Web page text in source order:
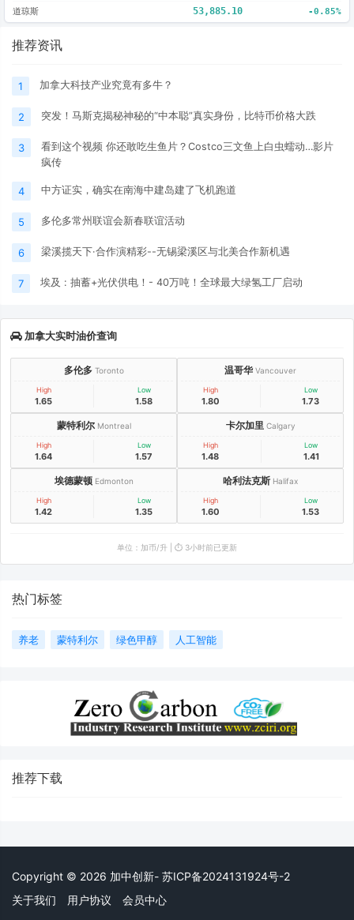
道琼斯 53,885.10 -0.85%
推荐资讯
1 加拿大科技产业究竟有多牛？
2 突发！马斯克揭秘神秘的“中本聪”真实身份，比特币价格大跌
3
看到这个视频 你还敢吃生鱼片？Costco三文鱼上白虫蠕动…影片
疯传
4 中方证实，确实在南海中建岛建了飞机跑道
5 多伦多常州联谊会新春联谊活动
6 梁溪揽天下·合作演精彩--无锡梁溪区与北美合作新机遇
7 埃及 : 抽蓄+光伏供电！- 40万吨！全球最大绿氢工厂启动
加拿大实时油价查询
多伦多 Toronto
High
1.65
Low
1.58
温哥华 Vancouver
High
1.80
Low
1.73
蒙特利尔 Montreal
High
1.64
Low
1.57
卡尔加里 Calgary
High
1.48
Low
1.41
埃德蒙顿 Edmonton
High
1.42
Low
1.35
哈利法克斯 Halifax
High
1.60
Low
1.53
单位：加币/升 | ⏱️ 3小时前已更新
热门标签
养老 蒙特利尔 绿色甲醇 人工智能
推荐下载
Copyright © 2026 加中创新- 苏ICP备2024131924号-2
关于我们
用户协议 会员中心